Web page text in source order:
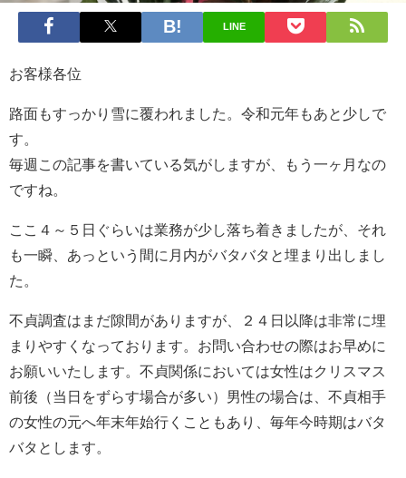
LINE
お客様各位
路面もすっかり雪に覆われました。令和元年もあと少しで
す。
毎週この記事を書いている気がしますが、もう一ヶ月なの
ですね。
ここ４～５日ぐらいは業務が少し落ち着きましたが、それ
も一瞬、あっという間に月内がバタバタと埋まり出しまし
た。
不貞調査はまだ隙間がありますが、２４日以降は非常に埋
まりやすくなっております。お問い合わせの際はお早めに
お願いいたします。不貞関係においては女性はクリスマス
前後（当日をずらす場合が多い）男性の場合は、不貞相手
の女性の元へ年末年始行くこともあり、毎年今時期はバタ
バタとします。